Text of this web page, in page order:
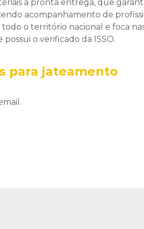
a pronta entrega, que
acompanhamento de
o território nacional e foca
o verificado da ISSO.
para jateamento